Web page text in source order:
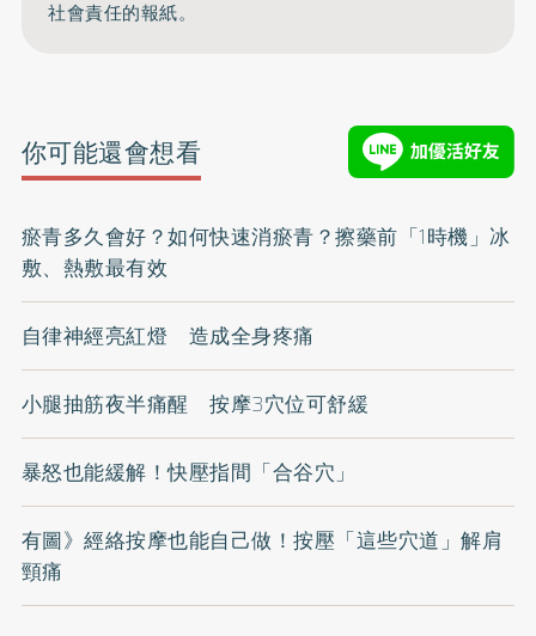
社會責任的報紙。
你可能還會想看
瘀青多久會好？如何快速消瘀青？擦藥前「1時機」冰
敷、熱敷最有效
自律神經亮紅燈 造成全身疼痛
小腿抽筋夜半痛醒 按摩3穴位可舒緩
暴怒也能緩解！快壓指間「合谷穴」
有圖》經絡按摩也能自己做！按壓「這些穴道」解肩
頸痛